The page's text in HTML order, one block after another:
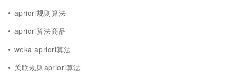
apriori规则算法
apriori算法商品
weka apriori算法
关联规则apriori算法